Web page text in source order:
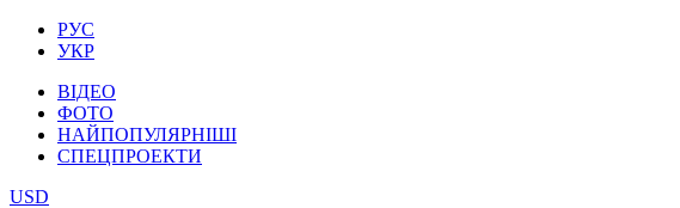
РУС
УКР
ВІДЕО
ФОТО
НАЙПОПУЛЯРНІШІ
СПЕЦПРОЕКТИ
USD